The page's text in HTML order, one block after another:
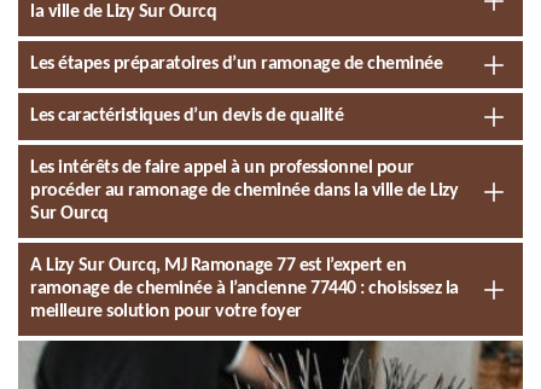
la ville de Lizy Sur Ourcq
Les étapes préparatoires d’un ramonage de cheminée
Les caractéristiques d’un devis de qualité
Les intérêts de faire appel à un professionnel pour
procéder au ramonage de cheminée dans la ville de Lizy
Sur Ourcq
A Lizy Sur Ourcq, MJ Ramonage 77 est l’expert en
ramonage de cheminée à l’ancienne 77440 : choisissez la
meilleure solution pour votre foyer